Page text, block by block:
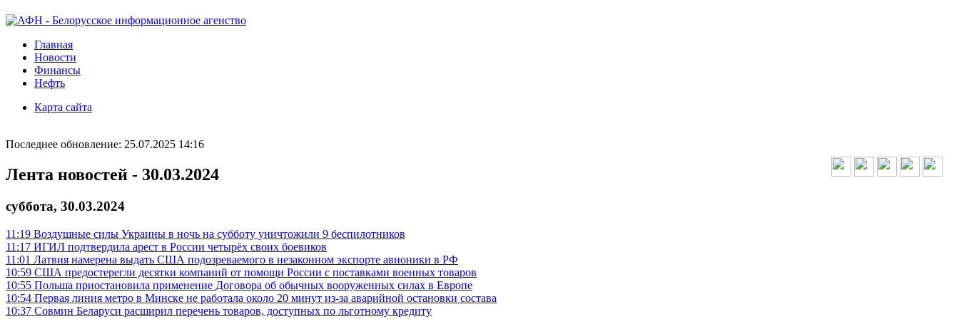
Главная
Новости
Финансы
Нефть
Карта сайта
Последнее обновление: 25.07.2025 14:16
Лента новостей - 30.03.2024
суббота, 30.03.2024
11:19 Воздушные силы Украины в ночь на субботу уничтожили 9 беспилотников
11:17 ИГИЛ подтвердила арест в России четырёх своих боевиков
11:01 Латвия намерена выдать США подозреваемого в незаконном экспорте авионики в РФ
10:59 США предостерегли десятки компаний от помощи России с поставками военных товаров
10:55 Польша приостановила применение Договора об обычных вооруженных силах в Европе
10:54 Первая линия метро в Минске не работала около 20 минут из-за аварийной остановки состава
10:37 Совмин Беларуси расширил перечень товаров, доступных по льготному кредиту